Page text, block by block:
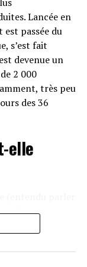
plus artistique,
ont à cœur
leurs baskets
Avec du
cet évènement
telles que
Lancée en
est passée du
s’est fait
devenue un
2 000
très peu
des 36
elle
Nike comme
Au début
première